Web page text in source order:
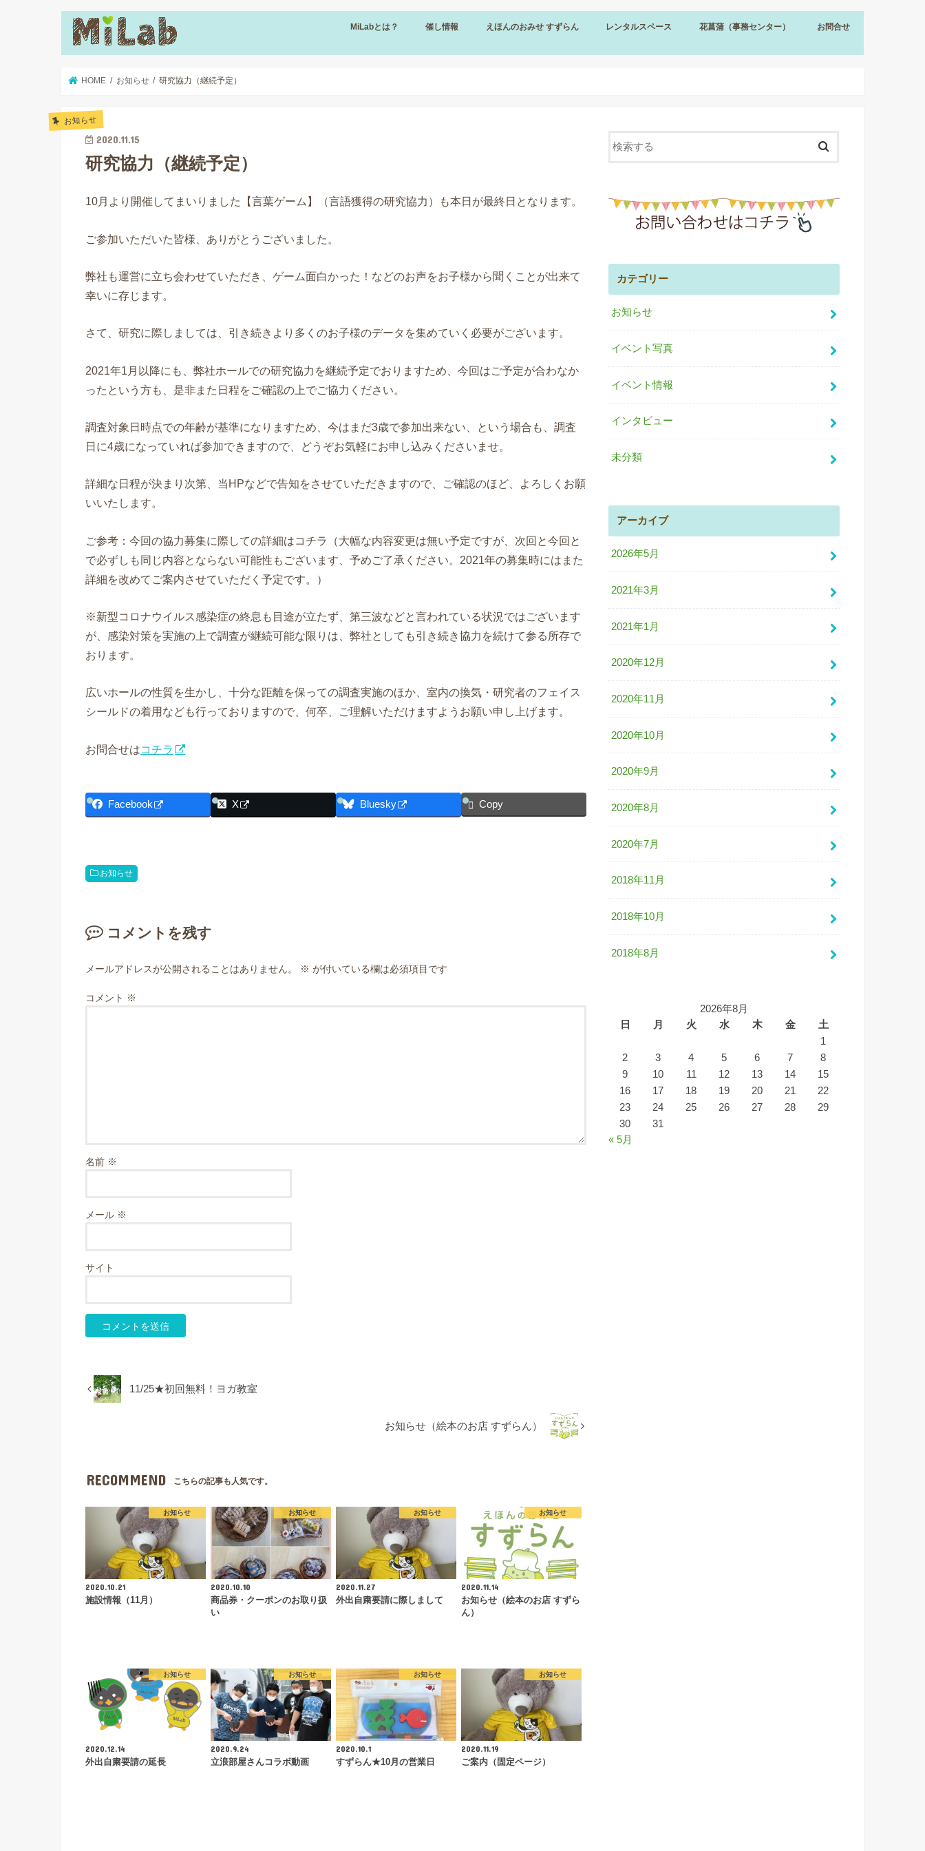
MiLabとは？ 催し情報
催し情報
【募集】研究協力（謝礼あり）
オープニングイベント
えほんのおみせ すずらん
えほんのおみせ すずらん
きまりごと（すずらん）
販売について（すずらん）
レンタルスペース
レンタルスペース
規約（プリズムホール）
設備（プリズムホール）
料金（プリズムホール）
申込（プリズムホール）
花菖蒲（事務センター）
花菖蒲（事務センター）
花菖蒲 事業内容
花菖蒲 運営方針
花菖蒲 採用情報
お問合せ
HOME お知らせ 研究協力（継続予定）
お知らせ
2020.11.15
研究協力（継続予定）
10月より開催してまいりました【言葉ゲーム】（言語獲得の研究協力）も本日が最終日となります。
ご参加いただいた皆様、ありがとうございました。
弊社も運営に立ち会わせていただき、ゲーム面白かった！などのお声をお子様から聞くことが出来て
幸いに存じます。
さて、研究に際しましては、引き続きより多くのお子様のデータを集めていく必要がございます。
2021年1月以降にも、弊社ホールでの研究協力を継続予定でおりますため、今回はご予定が合わなか
ったという方も、是非また日程をご確認の上でご協力ください。
調査対象日時点での年齢が基準になりますため、今はまだ3歳で参加出来ない、という場合も、調査
日に4歳になっていれば参加できますので、どうぞお気軽にお申し込みくださいませ。
詳細な日程が決まり次第、当HPなどで告知をさせていただきますので、ご確認のほど、よろしくお願
いいたします。
ご参考：今回の協力募集に際しての詳細はコチラ（大幅な内容変更は無い予定ですが、次回と今回と
で必ずしも同じ内容とならない可能性もございます、予めご了承ください。2021年の募集時にはまた
詳細を改めてご案内させていただく予定です。）
※新型コロナウイルス感染症の終息も目途が立たず、第三波などと言われている状況ではございます
が、感染対策を実施の上で調査が継続可能な限りは、弊社としても引き続き協力を続けて参る所存で
おります。
広いホールの性質を生かし、十分な距離を保っての調査実施のほか、室内の換気・研究者のフェイス
シールドの着用なども行っておりますので、何卒、ご理解いただけますようお願い申し上げます。
お問合せはコチラ
Facebook X Bluesky Copy
お知らせ
コメントを残す
メールアドレスが公開されることはありません。 ※ が付いている欄は必須項目です
コメント ※
名前 ※
メール ※
サイト
11/25★初回無料！ヨガ教室
お知らせ（絵本のお店 すずらん）
RECOMMEND こちらの記事も人気です。
お知らせ
2020.10.21
施設情報（11月）
お知らせ
2020.10.10
商品券・クーポンのお取り扱
い
お知らせ
2020.11.27
外出自粛要請に際しまして
お知らせ
2020.11.14
お知らせ（絵本のお店 すずら
ん）
お知らせ
2020.12.14
外出自粛要請の延長
お知らせ
2020.9.24
立浪部屋さんコラボ動画
お知らせ
2020.10.1
すずらん★10月の営業日
お知らせ
2020.11.19
ご案内（固定ページ）
カテゴリー
お知らせ
イベント写真
イベント情報
インタビュー
未分類
アーカイブ
2026年5月
2021年3月
2021年1月
2020年12月
2020年11月
2020年10月
2020年9月
2020年8月
2020年7月
2018年11月
2018年10月
2018年8月
2026年8月
日
月 火 水 木 金
土
1
2
3 4 5 6 7
8
9
10 11 12 13 14
15
16
17 18 19 20 21
22
23
24 25 26 27 28
29
30
31
« 5月